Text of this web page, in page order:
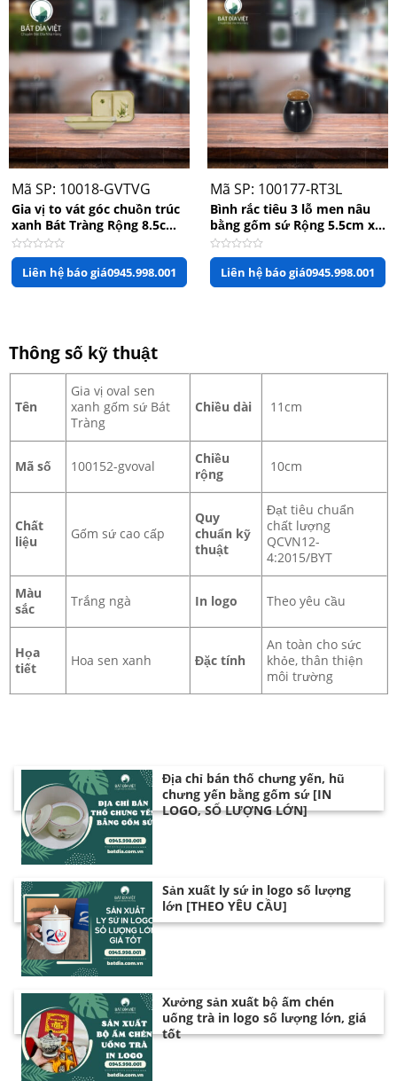
Mã SP: 10018-GVTVG
Gia vị to vát góc chuồn trúc
xanh Bát Tràng Rộng 8.5cm
x Dài 11.5cm
Được
xếpLiên hệ báo giá0945.998.001
Mã SP: 100177-RT3L
Bình rắc tiêu 3 lỗ men nâu
bằng gốm sứ Rộng 5.5cm x
Cao 6.5cm
Được
xếpLiên hệ báo giá0945.998.001
Thông số kỹ thuật
Tên
Gia vị oval sen
xanh gốm sứ Bát
Tràng
Chiều dài 11cm
Mã số 100152-gvoval
Chiều
rộng
10cm
Chất
liệu
Gốm sứ cao cấp
Quy
chuẩn kỹ
thuật
Đạt tiêu chuẩn
chất lượng
QCVN12-
4:2015/BYT
Màu
sắc
Trắng ngà In logo Theo yêu cầu
Họa
tiết
Hoa sen xanh Đặc tính
An toàn cho sức
khỏe, thân thiện
môi trường
Địa chỉ bán thố chưng yến, hũ
chưng yến bằng gốm sứ [IN
LOGO, SỐ LƯỢNG LỚN]
Sản xuất ly sứ in logo số lượng
lớn [THEO YÊU CẦU]
Xưởng sản xuất bộ ấm chén
uống trà in logo số lượng lớn, giá
tốt